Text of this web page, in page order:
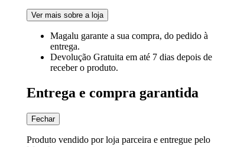
Ver mais sobre a loja
Magalu garante a sua compra, do pedido à
entrega.
Devolução Gratuita em até 7 dias depois de
receber o produto.
Entrega e compra garantida
Fechar
Produto vendido por loja parceira e entregue pelo